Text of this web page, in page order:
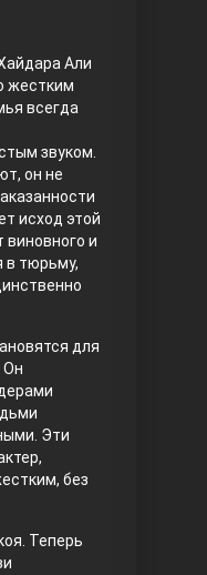
Али
жестким
всегда
звуком.
он не
исход этой
виновного и
в тюрьму,
для
Он
Эти
без
Теперь